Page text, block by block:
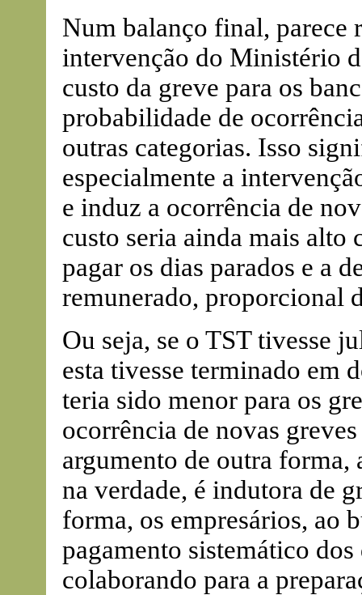
Num balanço final, parece
intervenção do Ministério
custo da greve para os
probabilidade de
outras categorias. Isso
especialmente a
e induz a ocorrência de
custo seria ainda mais alto
pagar os dias parados e a
remunerado, proporcional
Ou seja, se o TST tivesse
esta tivesse terminado em
teria sido menor para os
ocorrência de novas
argumento de outra forma,
na verdade, é indutora de
forma, os empresários, ao
pagamento sistemático
colaborando para a